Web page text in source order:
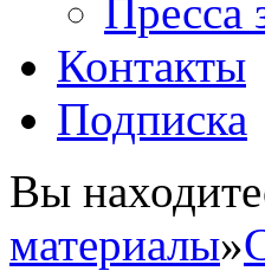
Пресса
Контакты
Подписка
Вы
материалы»